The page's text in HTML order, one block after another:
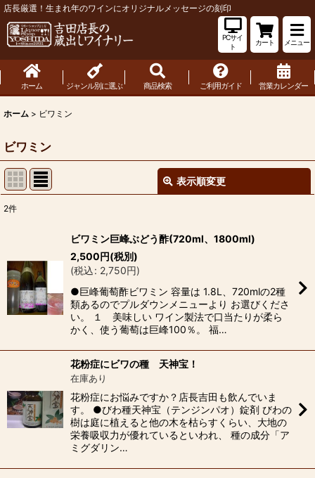
店長厳選！生まれ年のワインにオリジナルメッセージの刻印
PCサイ
ト
カート メニュー
ホーム ジャンル別に選ぶ 商品検索 ご利用ガイド 営業カレンダー
ホーム > ビワミン
ビワミン
表示順変更
並び順:
絞り込む
2件
ビワミン巨峰ぶどう酢(720ml、1800ml)
2,500円(税別)
(税込: 2,750円)
●巨峰葡萄酢ビワミン 容量は 1.8L、720mlの2種
類あるのでプルダウンメニューより お選びくださ
い。 １ 美味しい ワイン製法で口当たりが柔ら
かく、使う葡萄は巨峰100％。 福…
花粉症にビワの種 天神宝！
在庫あり
花粉症にお悩みですか？店長吉田も飲んでいま
す。 ●びわ種天神宝（テンジンパオ）錠剤 びわの
樹は庭に植えると他の木を枯らすくらい、大地の
栄養吸収力が優れているといわれ、 種の成分「ア
ミグダリン…